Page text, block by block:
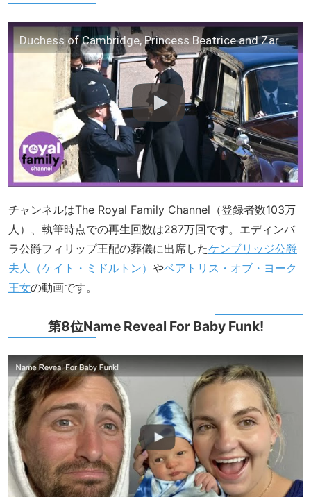
Duchess of Cambridge, Princess Beatrice and Zara Tindall Arrive For Prince Philip's Funeral
チャンネルはThe Royal Family Channel（登録者数103万
人）、執筆時点での再生回数は287万回です。エディンバ
ラ公爵フィリップ王配の葬儀に出席したケンブリッジ公爵
夫人（ケイト・ミドルトン） やベアトリス・オブ・ヨーク
王女の動画です。
第8位Name Reveal For Baby Funk!